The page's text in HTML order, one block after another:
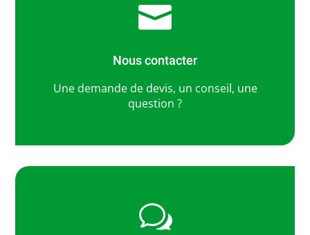

Nous contacter
Une demande de devis, un conseil, une
question ?
w